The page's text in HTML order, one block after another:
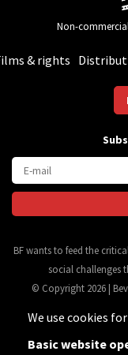
Non-
& rights
BF wants to feed the
social challenges
© Copyright 2026 |
Nimbu.
We use cookies
Basic website